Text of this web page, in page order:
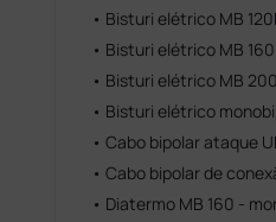
• Bisturi elétrico MB
• Bisturi elétrico MB
• Bisturi elétrico MB
• Bisturi elétrico
• Cabo bipolar ataque
• Cabo bipolar de
• Diatermo MB 160 -